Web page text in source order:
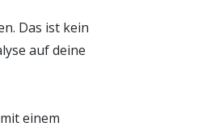
Das ist kein
auf deine
einem